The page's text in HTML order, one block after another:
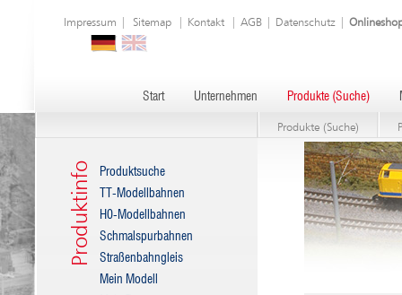
Impressum Sitemap Kontakt AGB Datenschutz
Start Unternehmen Produkte (Suche)
Produkte (Suche)
Produktinfo
Produktsuche
TT-Modellbahnen
H0-Modellbahnen
Schmalspurbahnen
Straßenbahngleis
Mein Modell